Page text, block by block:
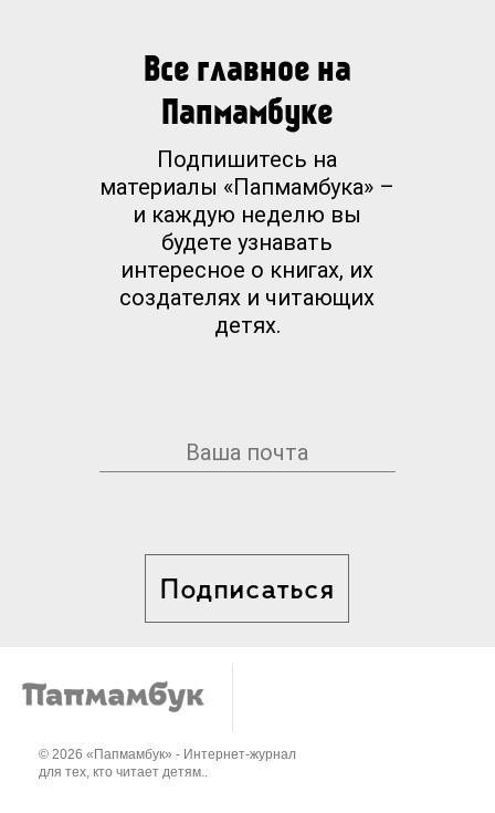
Все главное на
Папмамбуке
Подпишитесь на
материалы «Папмамбука» –
и каждую неделю вы
будете узнавать
интересное о книгах, их
создателях и читающих
детях.
Подписаться
© 2026 «Папмамбук» - Интернет-журнал
для тех, кто читает детям..